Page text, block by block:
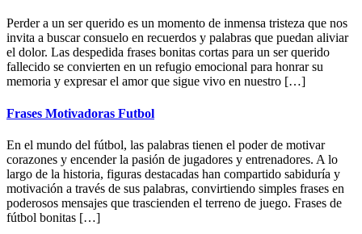
Perder a un ser querido es un momento de inmensa tristeza que nos
invita a buscar consuelo en recuerdos y palabras que puedan aliviar
el dolor. Las despedida frases bonitas cortas para un ser querido
fallecido se convierten en un refugio emocional para honrar su
memoria y expresar el amor que sigue vivo en nuestro […]
Frases Motivadoras Futbol
En el mundo del fútbol, las palabras tienen el poder de motivar
corazones y encender la pasión de jugadores y entrenadores. A lo
largo de la historia, figuras destacadas han compartido sabiduría y
motivación a través de sus palabras, convirtiendo simples frases en
poderosos mensajes que trascienden el terreno de juego. Frases de
fútbol bonitas […]